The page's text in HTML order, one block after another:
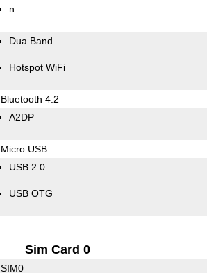
n
Dua Band
Hotspot WiFi
Bluetooth 4.2
A2DP
Micro USB
USB 2.0
USB OTG
Sim Card 0
SIM0